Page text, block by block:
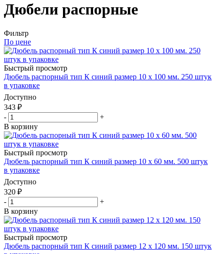
Дюбели распорные
Фильтр
По цене
Быстрый просмотр
Дюбель распорный тип К синий размер 10 х 100 мм. 250 штук
в упаковке
Доступно
343 ₽
-
+
В корзину
Быстрый просмотр
Дюбель распорный тип К синий размер 10 х 60 мм. 500 штук
в упаковке
Доступно
320 ₽
-
+
В корзину
Быстрый просмотр
Дюбель распорный тип К синий размер 12 х 120 мм. 150 штук